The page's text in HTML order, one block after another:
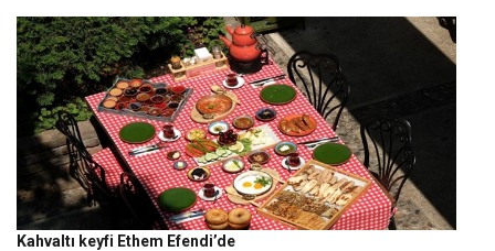
Kahvaltı keyfi Ethem Efendi’de